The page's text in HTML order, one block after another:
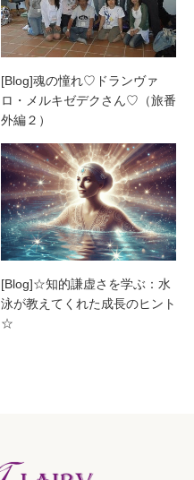
[Blog]魂の憧れ♡ドランヴァ
ロ・メルキゼデクさん♡（旅番
外編２）
[Blog]☆知的謙虚さを学ぶ：水
泳が教えてくれた成長のヒント
☆